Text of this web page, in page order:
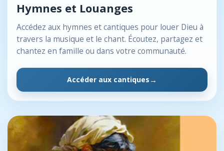
Hymnes et Louanges
Accédez aux hymnes et cantiques pour louer Dieu à
travers la musique et le chant. Écoutez, partagez et
chantez en famille ou dans votre communauté.
Accéder aux cantiques